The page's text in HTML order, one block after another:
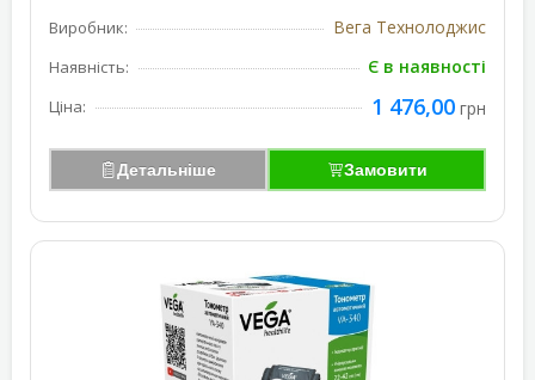
Виробник: Вега Технолоджис
Наявність: Є в наявності
Ціна: 1 476,00 грн
Детальніше Замовити